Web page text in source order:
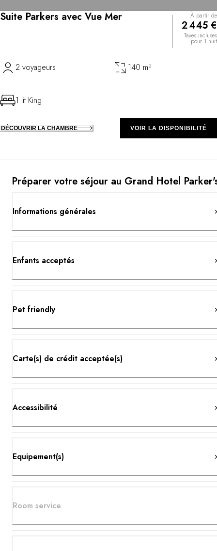
Préparer votre séjour au Grand Hotel
Informations générales
Enfants acceptés
Pet friendly
Carte(s) de crédit acceptée(s)
Accessibilité
Equipement(s)
Room service
Suite Parkers avec Vue Mer À partir de
2 445 €
Taxes incluses
pour 1 nuit
2 voyageurs 140 m²
1 lit King
DÉCOUVRIR LA CHAMBRE VOIR LA DISPONIBILITÉ